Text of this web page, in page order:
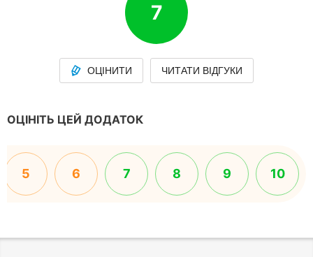
7
ОЦІНИТИ ЧИТАТИ ВІДГУКИ
ОЦІНІТЬ ЦЕЙ ДОДАТОК
5 6 7 8 9 10